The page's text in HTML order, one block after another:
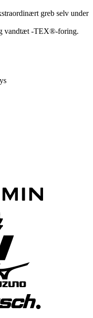
greb selv under
vandtæt -TEX®-foring.